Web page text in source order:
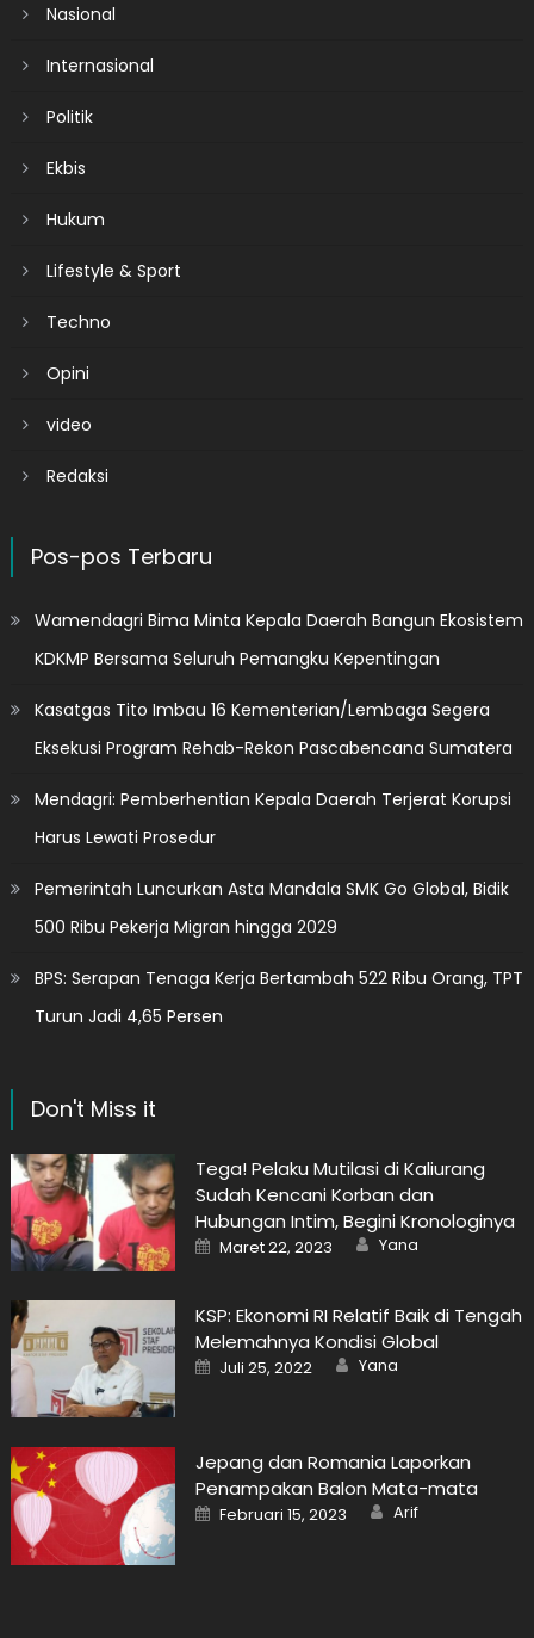
Nasional
Internasional
Politik
Ekbis
Hukum
Lifestyle & Sport
Techno
Opini
video
Redaksi
Pos-pos Terbaru
Wamendagri Bima Minta Kepala Daerah Bangun Ekosistem
KDKMP Bersama Seluruh Pemangku Kepentingan
Kasatgas Tito Imbau 16 Kementerian/Lembaga Segera
Eksekusi Program Rehab-Rekon Pascabencana Sumatera
Mendagri: Pemberhentian Kepala Daerah Terjerat Korupsi
Harus Lewati Prosedur
Pemerintah Luncurkan Asta Mandala SMK Go Global, Bidik
500 Ribu Pekerja Migran hingga 2029
BPS: Serapan Tenaga Kerja Bertambah 522 Ribu Orang, TPT
Turun Jadi 4,65 Persen
Don't Miss it
Tega! Pelaku Mutilasi di Kaliurang
Sudah Kencani Korban dan
Hubungan Intim, Begini Kronologinya
Posted
on
Maret 22, 2023 Author
Yana
KSP: Ekonomi RI Relatif Baik di Tengah
Melemahnya Kondisi Global
Posted
on
Juli 25, 2022 Author
Yana
Jepang dan Romania Laporkan
Penampakan Balon Mata-mata
Posted
on
Februari 15, 2023 Author
Arif